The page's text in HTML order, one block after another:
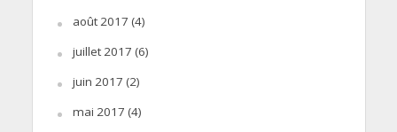
août 2017 (4)
juillet 2017 (6)
juin 2017 (2)
mai 2017 (4)